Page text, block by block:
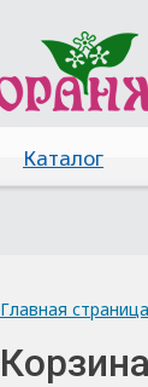
Каталог
Главная страница